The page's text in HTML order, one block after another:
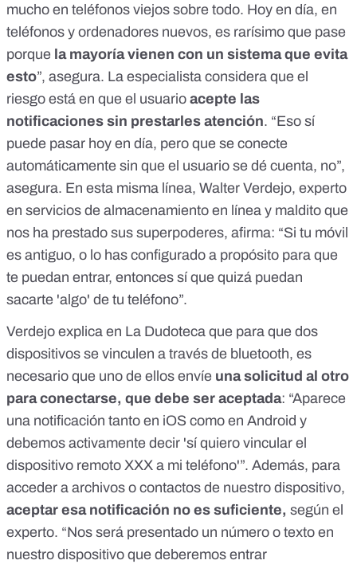
mucho en teléfonos viejos sobre todo. Hoy en día, en
teléfonos y ordenadores nuevos, es rarísimo que pase
porque la mayoría vienen con un sistema que evita
esto”, asegura. La especialista considera que el
riesgo está en que el usuario acepte las
notificaciones sin prestarles atención. “Eso sí
puede pasar hoy en día, pero que se conecte
automáticamente sin que el usuario se dé cuenta, no”,
asegura. En esta misma línea, Walter Verdejo, experto
en servicios de almacenamiento en línea y maldito que
nos ha prestado sus superpoderes, afirma: “Si tu móvil
es antiguo, o lo has configurado a propósito para que
te puedan entrar, entonces sí que quizá puedan
sacarte 'algo' de tu teléfono”.
Verdejo explica en La Dudoteca que para que dos
dispositivos se vinculen a través de bluetooth, es
necesario que uno de ellos envíe una solicitud al otro
para conectarse, que debe ser aceptada: “Aparece
una notificación tanto en iOS como en Android y
debemos activamente decir 'sí quiero vincular el
dispositivo remoto XXX a mi teléfono'”. Además, para
acceder a archivos o contactos de nuestro dispositivo,
aceptar esa notificación no es suficiente, según el
experto. “Nos será presentado un número o texto en
nuestro dispositivo que deberemos entrar